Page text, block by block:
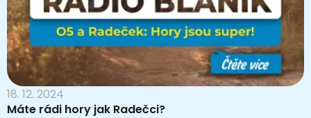
18. 12. 2024
Máte rádi hory jak Radečci?